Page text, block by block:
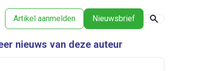
Artikel aanmelden Nieuwsbrief
nieuws van deze auteur